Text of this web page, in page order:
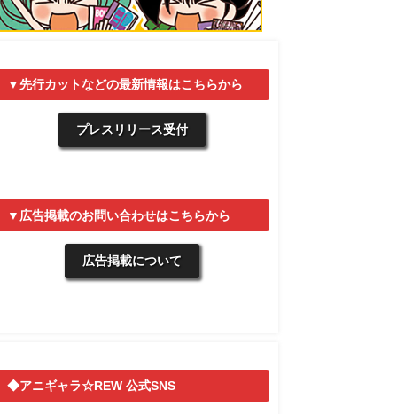
▼先行カットなどの最新情報はこちらから
プレスリリース受付
▼広告掲載のお問い合わせはこちらから
広告掲載について
◆アニギャラ☆REW 公式SNS